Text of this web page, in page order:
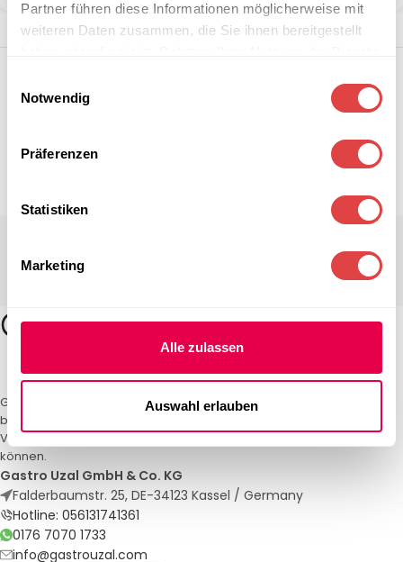
Partner führen diese Informationen möglicherweise mit
weiteren Daten zusammen, die Sie ihnen bereitgestellt
Notwendig
Präferenzen
Statistiken
Marketing
Alle zulassen
Auswahl erlauben
Gastro Uzal – Ihr Spezialist für Gastronomiemöbel und -textilien. Wir
bieten maßgeschneiderte Lösungen für Restaurants, Hotels und
Veranstaltungen. Qualität und Service, auf die Sie sich verlassen
können.
Gastro Uzal GmbH & Co. KG
Falderbaumstr. 25, DE-34123 Kassel / Germany
Hotline: 056131741361
0176 7070 1733
info@gastrouzal.com